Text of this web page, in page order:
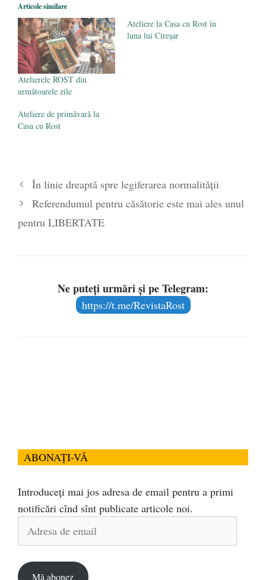
poetului Octavian Goga, înlăturat din Iași
- 16 aprilie 2026
Articole similare
Atelierele ROST din
următoarele zile
Ateliere la Casa cu Rost în
luna lui Cireșar
Ateliere de primăvară la
Casa cu Rost
În linie dreaptă spre legiferarea normalității
Referendumul pentru căsătorie este mai ales unul
pentru LIBERTATE
Ne puteți urmări și pe Telegram:
https://t.me/RevistaRost
ABONAȚI-VĂ
Introduceți mai jos adresa de email pentru a primi
notificări cînd sînt publicate articole noi.
Adresa
Mă abonez